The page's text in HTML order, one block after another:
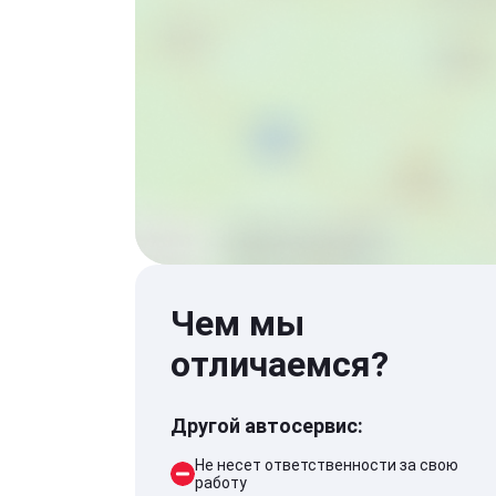
Чем мы
отличаемся?
Другой автосервис:
Не несет ответственности за свою
работу